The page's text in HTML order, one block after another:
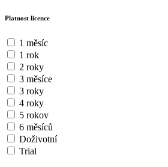
Platnost licence
1 měsíc
1 rok
2 roky
3 měsíce
3 roky
4 roky
5 rokov
6 měsíců
Doživotní
Trial